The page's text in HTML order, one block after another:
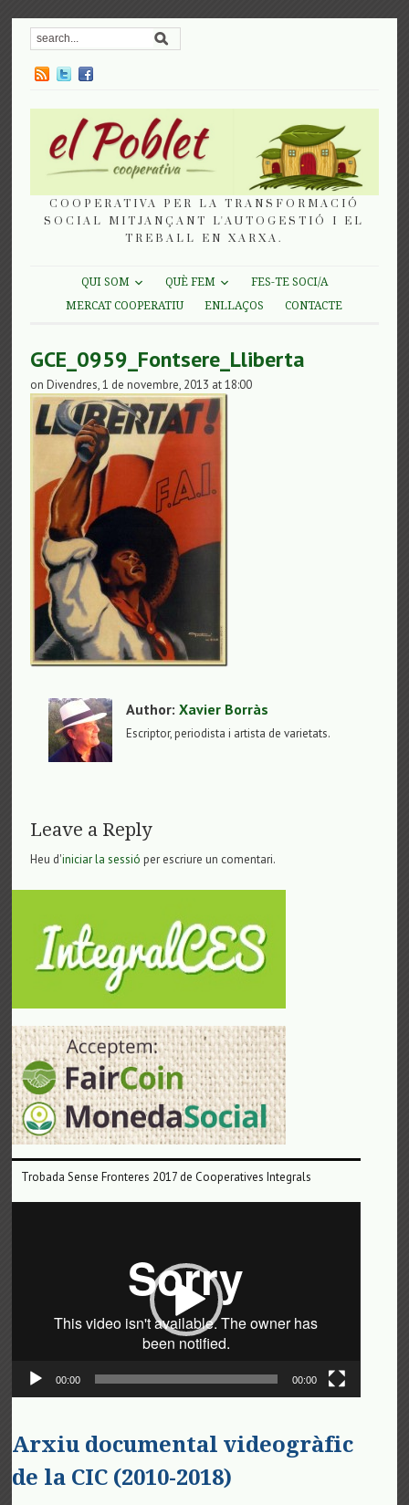
COOPERATIVA PER LA TRANSFORMACIÓ
SOCIAL MITJANÇANT L'AUTOGESTIÓ I EL
TREBALL EN XARXA.
QUI SOM QUÈ FEM
FES-TE SOCI/A
MERCAT COOPERATIU
ENLLAÇOS CONTACTE
GCE_0959_Fontsere_Lliberta
on Divendres, 1 de novembre, 2013 at 18:00
Author:Xavier Borràs
Escriptor, periodista i artista de varietats.
Leave a Reply
Heu d'iniciar la sessió per escriure un comentari.
Trobada Sense Fronteres 2017 de Cooperatives Integrals
00:00 00:00
Arxiu documental videogràfic
de la CIC (2010-2018)